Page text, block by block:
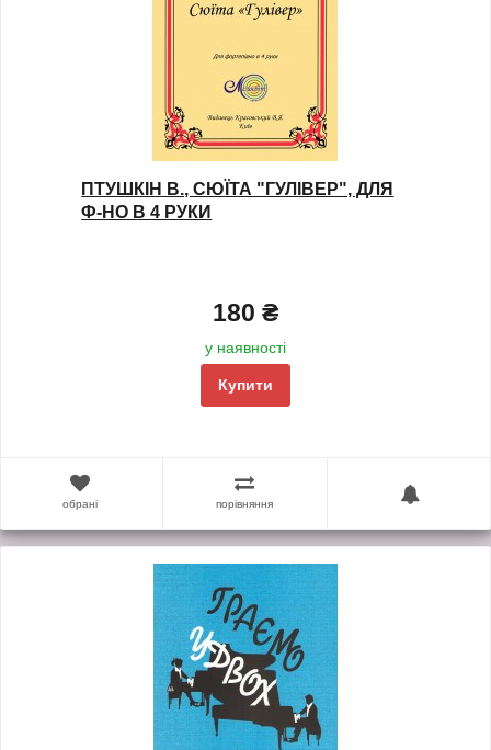
ПТУШКІН В., СЮЇТА "ГУЛІВЕР", ДЛЯ
Ф-НО В 4 РУКИ
180 ₴
у наявності
Купити
обрані порівняння